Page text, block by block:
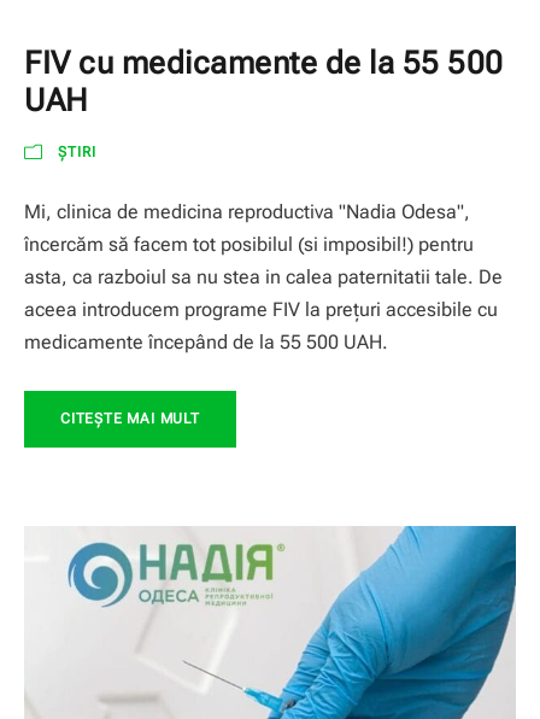
FIV cu medicamente de la 55 500
UAH
ȘTIRI
Mi, clinica de medicina reproductiva "Nadia Odesa",
încercăm să facem tot posibilul (si imposibil!) pentru
asta, ca razboiul sa nu stea in calea paternitatii tale. De
aceea introducem programe FIV la prețuri accesibile cu
medicamente începând de la 55 500 UAH.
CITEŞTE MAI MULT